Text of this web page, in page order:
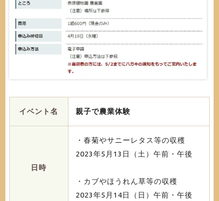
イベント名 親子で農業体験
日時
・春菊やサニーレタス等の収穫
2023年5月13日（土）午前・午後
・カブやほうれん草等の収穫
2023年5月14日（日）午前・午後